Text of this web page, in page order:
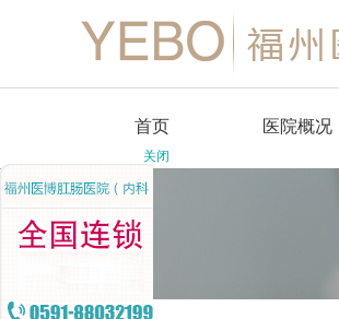
首页 医院概况
关闭